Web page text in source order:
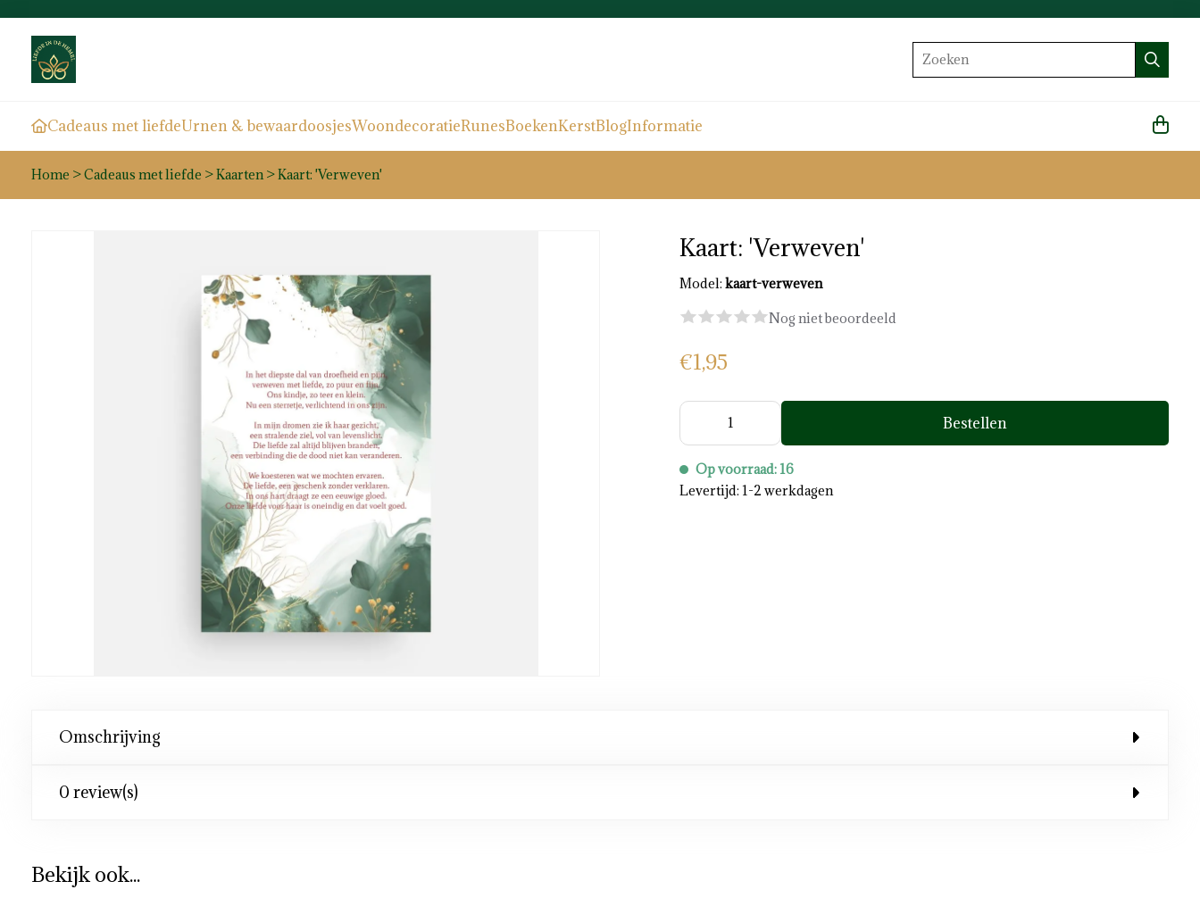
Zoeken
Cadeaus met liefdeUrnen & bewaardoosjesWoondecoratieRunesBoekenKerstBlogInformatie
Home >Cadeaus met liefde >Kaarten>Kaart: 'Verweven'
Kaart: 'Verweven'
Model:kaart-verweven
Nog niet beoordeeld
€1,95
Bestellen
Op voorraad: 16
Levertijd: 1-2 werkdagen
Omschrijving
0 review(s)
Bekijk ook...